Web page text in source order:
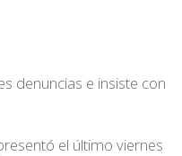
denuncias e insiste con
el último viernes